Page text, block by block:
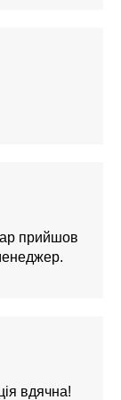
прийшов
вдячна!